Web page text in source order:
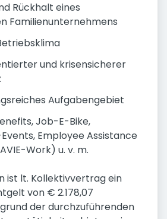
Rückhalt eines
Familienunternehmens
und krisensicherer
Aufgabengebiet
Job-E-Bike,
Employee Assistance
Work) u. v. m.
ist lt. Kollektivvertrag ein
von € 2.178,07
der durchzuführenden